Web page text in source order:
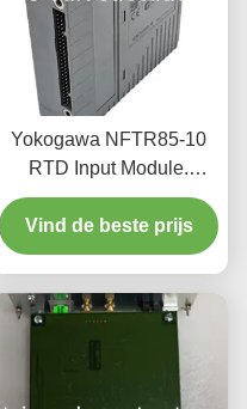
Yokogawa NFTR85-10
RTD Input Module.
Precieze
temperatuurmeting.
Vind de beste prijs